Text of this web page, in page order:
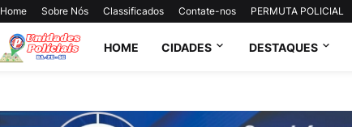
Home Sobre Nós Classificados Contate-nos PERMUTA POLICIAL
HOME CIDADES DESTAQUES